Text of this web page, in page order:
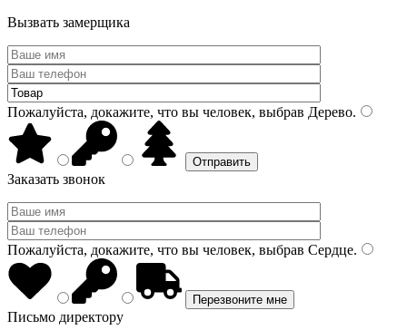
Вызвать замерщика
Пожалуйста, докажите, что вы человек, выбрав Дерево.
Заказать звонок
Пожалуйста, докажите, что вы человек, выбрав Сердце.
Письмо директору